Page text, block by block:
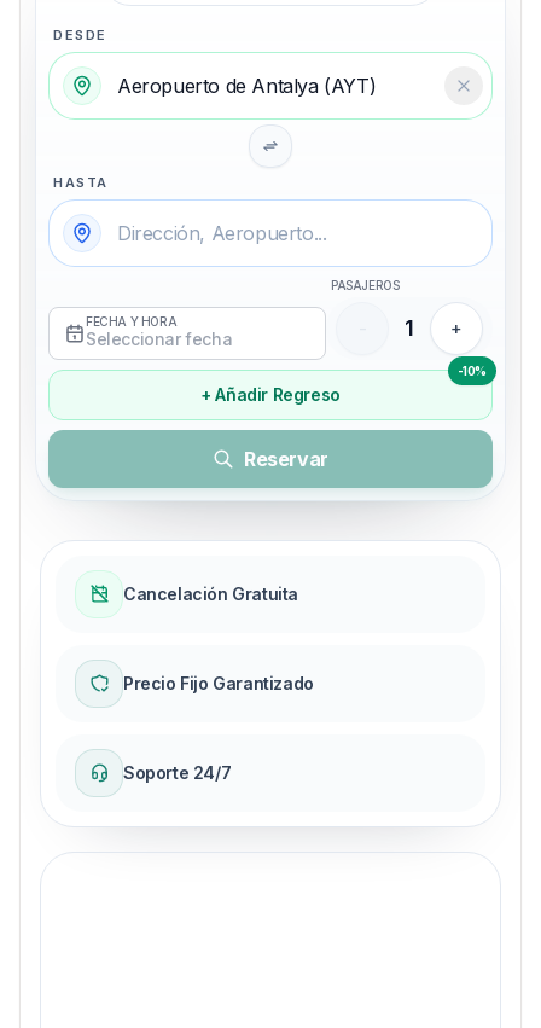
DESDE
Temizle
HASTA
FECHA Y HORA
Seleccionar fecha
PASAJEROS
1 +
+ Añadir Regreso
-10%
Reservar
Cancelación Gratuita
Precio Fijo Garantizado
Soporte 24/7